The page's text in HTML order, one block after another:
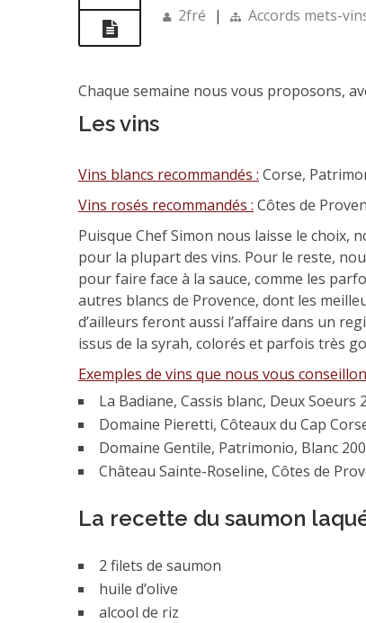
2fré | Accords mets-
Chaque semaine nous vous proposons,
Les vins
Vins blancs recommandés : Corse,
Vins rosés recommandés : Côtes de
Puisque Chef Simon nous laisse le
pour la plupart des vins. Pour le reste,
pour faire face à la sauce, comme les
autres blancs de Provence, dont les
d’ailleurs feront aussi l’affaire dans un
issus de la syrah, colorés et parfois très
Exemples de vins que nous vous
La Badiane, Cassis blanc, Deux Soeurs
Domaine Pieretti, Côteaux du Cap
Domaine Gentile, Patrimonio, Blanc
Château Sainte-Roseline, Côtes de
La recette du saumon
2 filets de saumon
huile d’olive
alcool de riz